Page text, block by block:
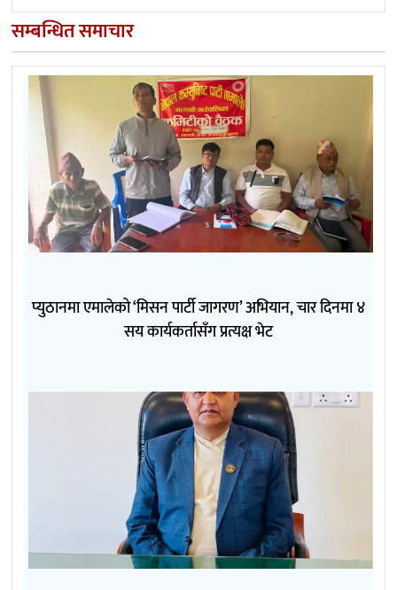
सम्बन्धित समाचार
प्युठानमा एमालेको ‘मिसन पार्टी जागरण’ अभियान, चार दिनमा ४
सय कार्यकर्तासँग प्रत्यक्ष भेट